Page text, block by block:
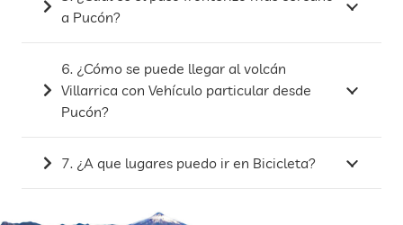
a Pucón?
6. ¿Cómo se puede llegar al volcán
Villarrica con Vehículo particular desde
Pucón?
7. ¿A que lugares puedo ir en Bicicleta?